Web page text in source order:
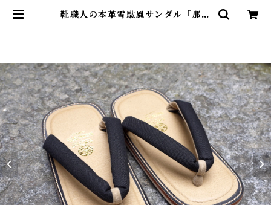
靴職人の本革雪駄風サンダル「那古